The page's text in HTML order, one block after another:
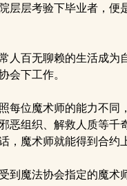
层层考验下毕业者，便
人百无聊赖的生活成为
会下工作。
每位魔术师的能力不同
恶组织、解救人质等千
，魔术师就能得到合约
到魔法协会指定的魔术